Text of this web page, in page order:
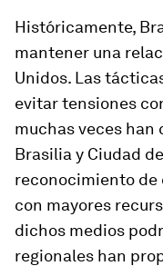
Históricamente,
mantener una
Unidos. Las
evitar tensiones
muchas veces han
Brasilia y Ciudad
reconocimiento de
con mayores
dichos medios
regionales han